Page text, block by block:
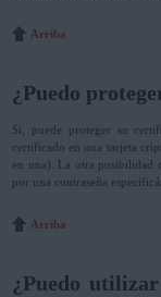
Arriba
¿Puedo
Si, puede proteger su
certificado en una tarjeta
en una). La otra posibilidad
por una contraseña
Arriba
¿Puedo